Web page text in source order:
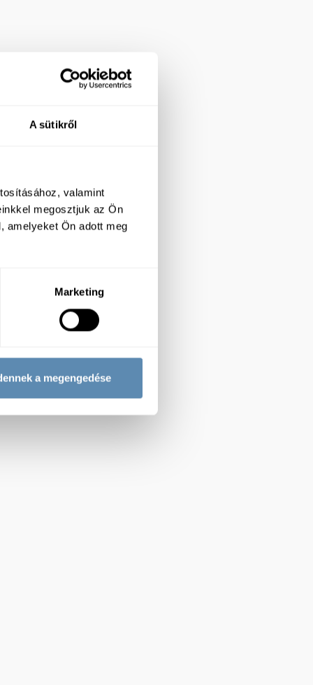
A sütikről
valamint
megosztjuk az Ön
amelyeket Ön adott meg
Marketing
a megengedése